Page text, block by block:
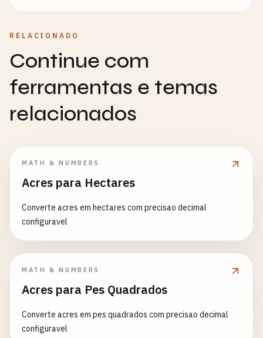
RELACIONADO
Continue com
ferramentas e temas
relacionados
MATH & NUMBERS
Acres para Hectares
Converte acres em hectares com precisao decimal
configuravel
MATH & NUMBERS
Acres para Pes Quadrados
Converte acres em pes quadrados com precisao decimal
configuravel